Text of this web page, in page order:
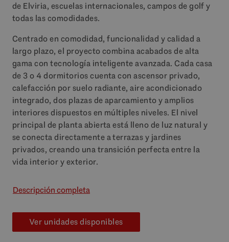
de Elviria, escuelas internacionales, campos de golf y
todas las comodidades.
Centrado en comodidad, funcionalidad y calidad a
largo plazo, el proyecto combina acabados de alta
gama con tecnología inteligente avanzada. Cada casa
de 3 o 4 dormitorios cuenta con ascensor privado,
calefacción por suelo radiante, aire acondicionado
integrado, dos plazas de aparcamiento y amplios
interiores dispuestos en múltiples niveles. El nivel
principal de planta abierta está lleno de luz natural y
se conecta directamente a terrazas y jardines
privados, creando una transición perfecta entre la
vida interior y exterior.
Descripción completa
Ver unidades disponibles